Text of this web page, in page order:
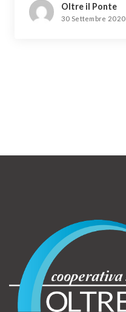
Oltre il Ponte
30 Settembre 2020